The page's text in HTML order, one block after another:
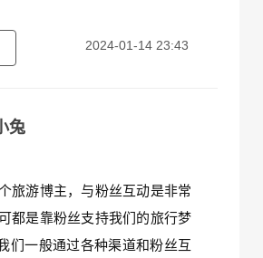
2024-01-14 23:43
兔
旅游博主，与粉丝互动是非常
都是靠粉丝支持我们的旅行梦
们一般通过各种渠道和粉丝互